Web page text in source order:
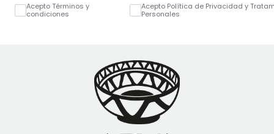
Acepto Términos y
condiciones
Acepto Política de Privacidad y
Personales